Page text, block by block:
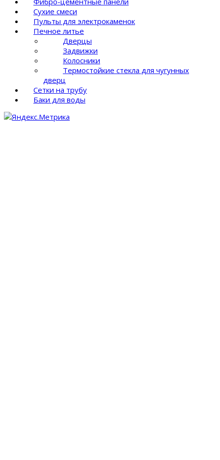
Сухие смеси
Пульты для электрокаменок
Печное литье
Дверцы
Задвижки
Колосники
Термостойкие стекла для чугунных
дверц
Сетки на трубу
Баки для воды